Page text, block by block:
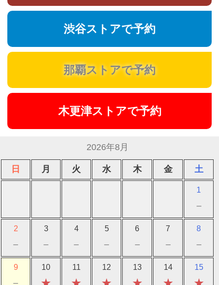
渋谷ストアで予約
那覇ストアで予約
木更津ストアで予約
2026年8月
日 月 火 水 木 金 土
1
－
2
－
3
－
4
－
5
－
6
－
7
－
8
－
9 10 11 12 13 14 15